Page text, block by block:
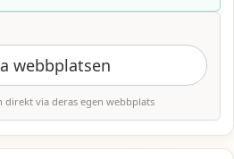
webbplatsen
direkt via deras egen webbplats